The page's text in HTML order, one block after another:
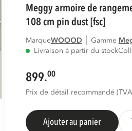
meggy armoire de rangement gauche
108 cm pin dust [fsc]
MarqueWOOOD Gamme
Livraison à partir du stock
899.00
Prix de détail recommandé
Ajouter au panier